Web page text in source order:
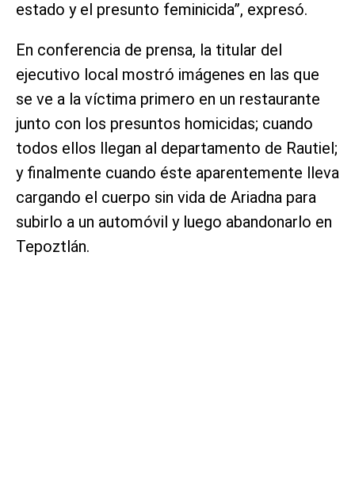
estado y el presunto feminicida”, expresó.
En conferencia de prensa, la titular del
ejecutivo local mostró imágenes en las que
se ve a la víctima primero en un restaurante
junto con los presuntos homicidas; cuando
todos ellos llegan al departamento de Rautiel;
y finalmente cuando éste aparentemente lleva
cargando el cuerpo sin vida de Ariadna para
subirlo a un automóvil y luego abandonarlo en
Tepoztlán.